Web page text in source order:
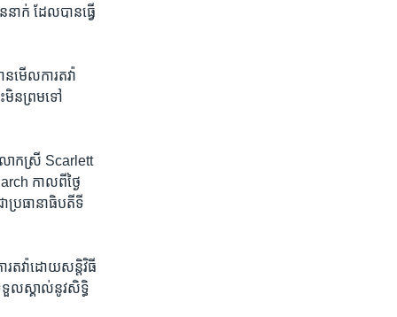
ាក់ ដែល​បាន​ធ្វើ​
មើល​ការតវ៉ា​
មិន​ព្រម​ទៅ​
លោក​ស្រី ​Scarlett
កាលពី​ថ្ងៃ​
ប្រធានាធិបតី​ទី​
តវ៉ា​ដោយ​សន្តិវិធី​
ល​ស្គាល់​នូវ​សិទ្ធិ​